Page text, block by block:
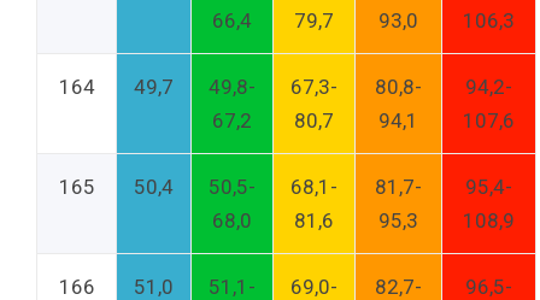
66,4
79,7
93,0
106,3
164 49,7
49,8-
67,2
67,3-
80,7
80,8-
94,1
94,2-
107,6
165 50,4
50,5-
68,0
68,1-
81,6
81,7-
95,3
95,4-
108,9
166 51,0
51,1-
69,0-
82,7-
96,5-